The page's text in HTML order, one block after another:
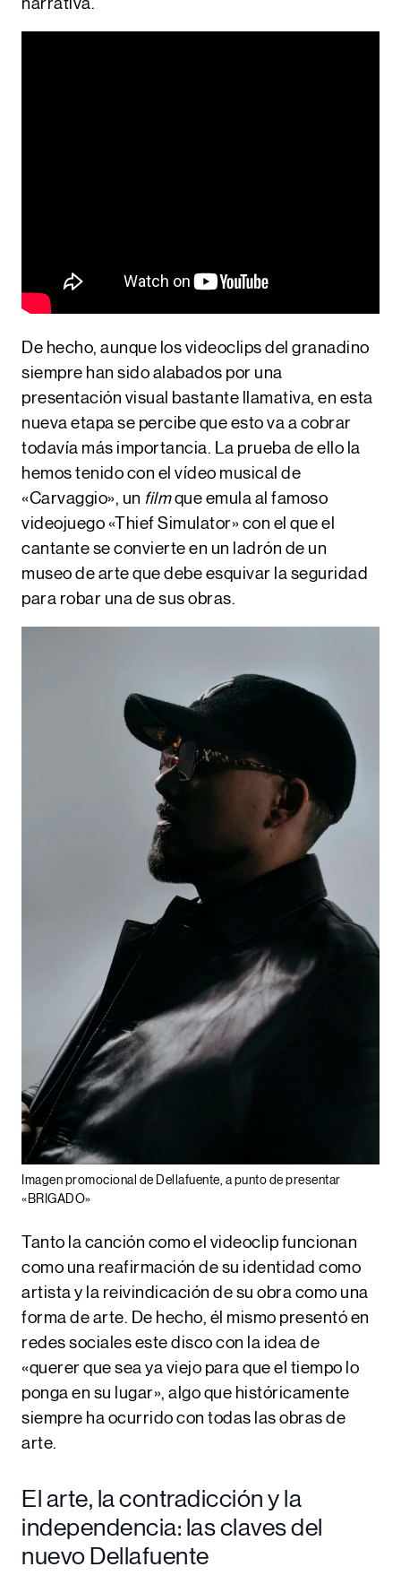
narrativa.
De hecho, aunque los videoclips del granadino
siempre han sido alabados por una
presentación visual bastante llamativa, en esta
nueva etapa se percibe que esto va a cobrar
todavía más importancia. La prueba de ello la
hemos tenido con el vídeo musical de
«Carvaggio», un filmque emula al famoso
videojuego «Thief Simulator» con el que el
cantante se convierte en un ladrón de un
museo de arte que debe esquivar la seguridad
para robar una de sus obras.
Imagen promocional de Dellafuente, a punto de presentar
«BRIGADO»
Tanto la canción como el videoclip funcionan
como una reafirmación de su identidad como
artista y la reivindicación de su obra como una
forma de arte. De hecho, él mismo presentó en
redes sociales este disco con la idea de
«querer que sea ya viejo para que el tiempo lo
ponga en su lugar», algo que históricamente
siempre ha ocurrido con todas las obras de
arte.
El arte, la contradicción y la
independencia: las claves del
nuevo Dellafuente